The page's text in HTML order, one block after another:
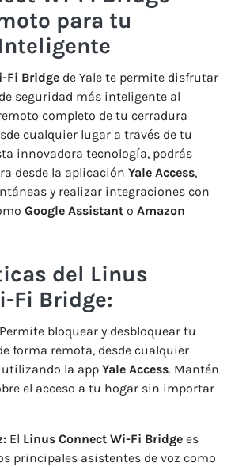
para tu
Fi Bridge de Yale te permite disfrutar
seguridad más inteligente al
completo de tu cerradura
cualquier lugar a través de tu
innovadora tecnología, podrás
desde la aplicación Yale Access,
y realizar integraciones con
Google Assistant o Amazon
del Linus
Fi Bridge:
Permite bloquear y desbloquear tu
forma remota, desde cualquier
utilizando la appYale Access. Mantén
el acceso a tu hogar sin importar
El Linus Connect Wi-Fi Bridge es
principales asistentes de voz como